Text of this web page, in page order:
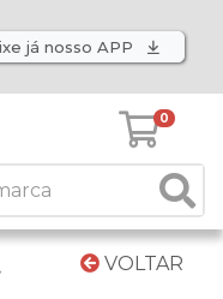
já nosso APP
0
VOLTAR